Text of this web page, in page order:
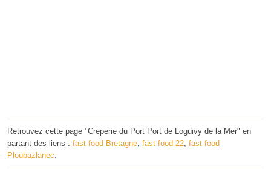
Retrouvez cette page "Creperie du Port Port de Loguivy de la Mer" en
partant des liens : fast-food Bretagne fast-food 22 fast-food
Ploubazlanec